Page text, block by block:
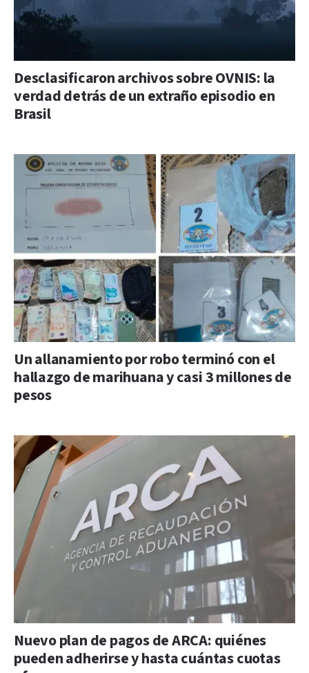
Desclasificaron archivos sobre OVNIS: la
verdad detrás de un extraño episodio en
Brasil
Un allanamiento por robo terminó con el
hallazgo de marihuana y casi 3 millones de
pesos
Nuevo plan de pagos de ARCA: quiénes
pueden adherirse y hasta cuántas cuotas